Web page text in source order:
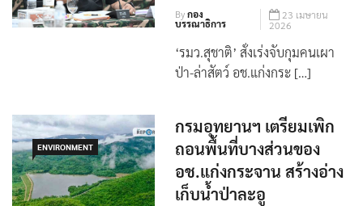
Byกอง
บรรณาธิการ
23 เมษายน
2026
‘รมว.สุชาติ’ สั่งเร่งจับกุมคนเผา
ป่า-ล่าสัตว์ อช.แก่งกระ […]
ENVIRONMENT
กรมอุทยานฯ เตรียมเพิก
ถอนพื้นที่บางส่วนของ
อช.แก่งกระจาน สร้างอ่าง
เก็บน้ำป่าละอู